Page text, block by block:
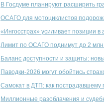
В Госдуме планируют расширить
ОСАГО для мотоциклистов
«Ингосстрах» усиливает позиции в
Лимит по ОСАГО поднимут до 2
Баланс доступности и защиты:
Паводки-2026 могут обойтись
Самокат в ДТП: как пострадавшему
Миллионные разоблачения и